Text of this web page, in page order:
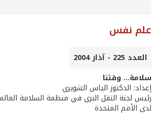
علم نفس
العدد 225 - آذار 2004
سلامة... وقتنا
إعداد: الدكتور الياس الشويري
رئيس لجنة النقل البري في منظمة السلامة
لدى الأمم المتحدة